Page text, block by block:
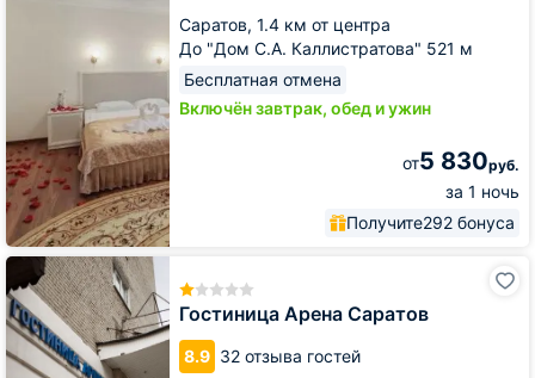
Саратов, 1.4 км от центра
До "Дом С.А. Каллистратова" 521 м
Бесплатная отмена
Включён завтрак, обед и ужин
от5 830руб.
за 1 ночь
Получите292 бонуса
Гостиница Арена Саратов
8.9 32 отзыва гостей
Гостиница
Арена
Саратов